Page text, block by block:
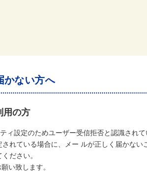
かない方へ
用の方
ィ設定のためユーザー受信拒否と認識され
れている場合に、メー ルが正しく届かない
ださい。
い致します。